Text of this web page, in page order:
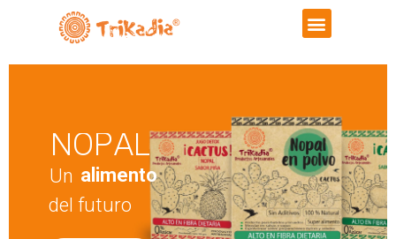
Un a imento
del futuro
NOPAL